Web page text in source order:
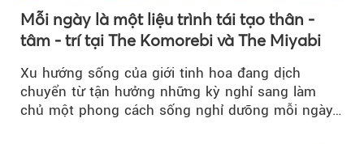
Mỗi ngày là một liệu trình tái tạo thân -
tâm - trí tại The Komorebi và The Miyabi
Xu hướng sống của giới tinh hoa đang dịch
chuyển từ tận hưởng những kỳ nghỉ sang làm
chủ một phong cách sống nghỉ dưỡng mỗi ngày…